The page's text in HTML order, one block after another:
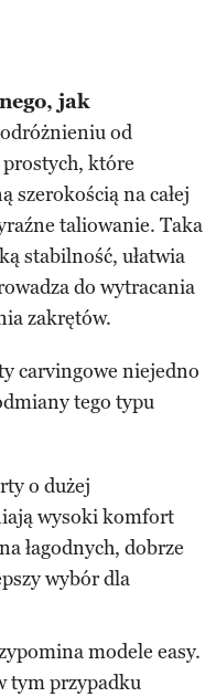
jak
od
które
szerokością na całej
taliowanie. Taka
stabilność, ułatwia
do wytracania
zakrętów.
carvingowe niejedno
tego typu
o dużej
wysoki komfort
łagodnych, dobrze
wybór dla
modele easy.
tym przypadku